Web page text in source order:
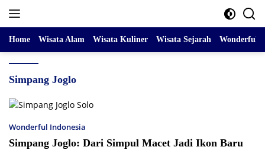
Home Wisata Alam Wisata Kuliner Wisata Sejarah Wonderful
Simpang Joglo
Wonderful Indonesia
Simpang Joglo: Dari Simpul Macet Jadi Ikon Baru